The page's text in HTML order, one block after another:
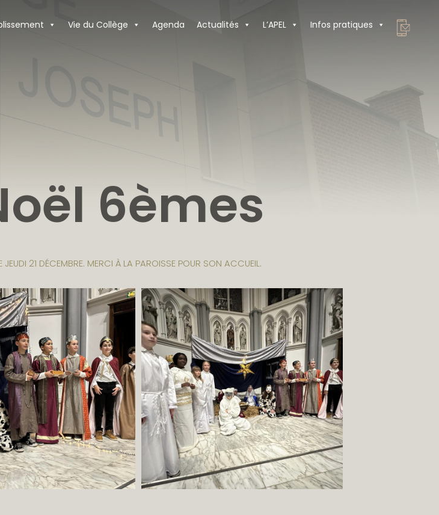
Vie du Collège Agenda Actualités L’APEL Infos pratiques
6èmes
JEUDI 21 DÉCEMBRE. MERCI À LA PAROISSE POUR SON ACCUEIL.